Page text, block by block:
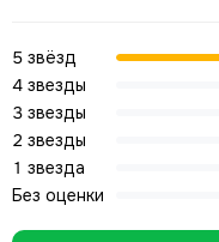
5 звёзд
4 звезды
3 звезды
2 звезды
1 звезда
Без оценки